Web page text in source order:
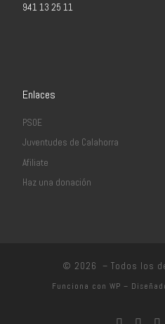
941 13 25 11
Enlaces
PSOE
Juventudes de Calahorra
Afiliate
Haz una donación
© 2026 – Todos los
Funciona con WP –